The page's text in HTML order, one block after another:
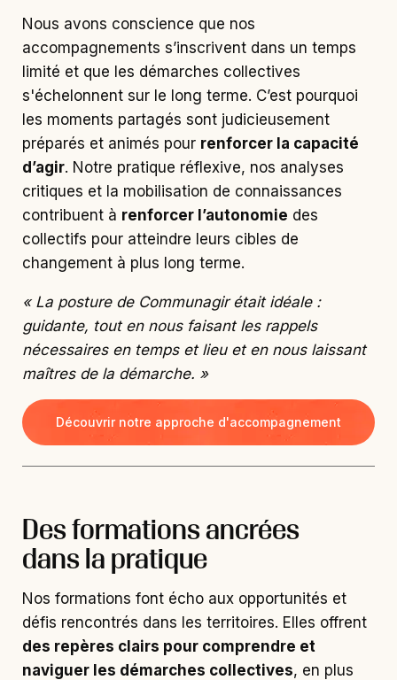
Nous avons conscience que nos
accompagnements s’inscrivent dans un temps
limité et que les démarches collectives
s'échelonnent sur le long terme. C’est pourquoi
les moments partagés sont judicieusement
préparés et animés pour renforcer la capacité
d’agir. Notre pratique réflexive, nos analyses
critiques et la mobilisation de connaissances
contribuent à renforcer l’autonomie des
collectifs pour atteindre leurs cibles de
changement à plus long terme.
« La posture de Communagir était idéale :
guidante, tout en nous faisant les rappels
nécessaires en temps et lieu et en nous laissant
maîtres de la démarche. »
Découvrir notre approche d'accompagnement
Des formations ancrées
dans la pratique
Nos formations font écho aux opportunités et
défis rencontrés dans les territoires. Elles offrent
des repères clairs pour comprendre et
naviguer les démarches collectives, en plus